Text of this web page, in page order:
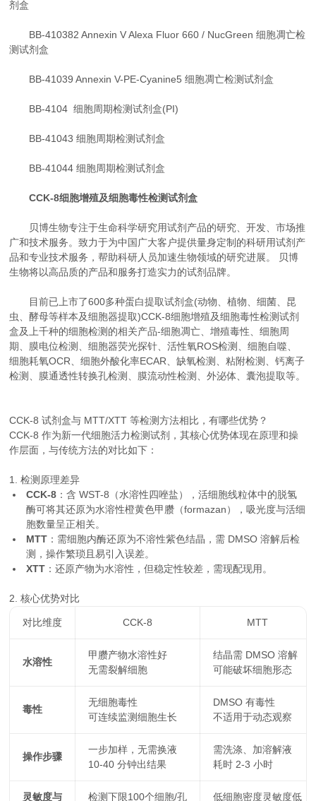
剂盒
BB-410382 Annexin V Alexa Fluor 660 / NucGreen 细胞凋亡检
测试剂盒
BB-41039 Annexin V-PE-Cyanine5 细胞凋亡检测试剂盒
BB-4104 细胞周期检测试剂盒(PI)
BB-41043 细胞周期检测试剂盒
BB-41044 细胞周期检测试剂盒
CCK-8细胞增殖及细胞毒性检测试剂盒
贝博生物专注于生命科学研究用试剂产品的研究、开发、市场推
广和技术服务。致力于为中国广大客户提供量身定制的科研用试剂产
品和专业技术服务，帮助科研人员加速生物领域的研究进展。 贝博
生物将以高品质的产品和服务打造实力的试剂品牌。
目前已上市了600多种蛋白提取试剂盒(动物、植物、细菌、昆
虫、酵母等样本及细胞器提取)CCK-8细胞增殖及细胞毒性检测试剂
盒及上千种的细胞检测的相关产品-细胞凋亡、增殖毒性、细胞周
期、膜电位检测、细胞器荧光探针、活性氧ROS检测、细胞自噬、
细胞耗氧OCR、细胞外酸化率ECAR、缺氧检测、粘附检测、钙离子
检测、膜通透性转换孔检测、膜流动性检测、外泌体、囊泡提取等。
CCK-8 试剂盒与 MTT/XTT 等检测方法相比，有哪些优势？
CCK-8 作为新一代细胞活力检测试剂，其核心优势体现在原理和操
作层面，与传统方法的对比如下：
1. 检测原理差异
CCK-8 ：含 WST-8（水溶性四唑盐），活细胞线粒体中的脱氢
酶可将其还原为水溶性橙黄色甲臜（formazan），吸光度与活细
胞数量呈正相关。
MTT ：需细胞内酶还原为不溶性紫色结晶，需 DMSO 溶解后检
测，操作繁琐且易引入误差。
XTT ：还原产物为水溶性，但稳定性较差，需现配现用。
2. 核心优势对比
对比维度 CCK-8 MTT
水溶性
甲臜产物水溶性好
无需裂解细胞
结晶需 DMSO 溶解
可能破坏细胞形态
毒性
无细胞毒性
可连续监测细胞生长
DMSO 有毒性
不适用于动态观察
操作步骤
一步加样，无需换液
10-40 分钟出结果
需洗涤、加溶解液
耗时 2-3 小时
灵敏度与
检测下限100个细胞/孔
低细胞密度灵敏度低